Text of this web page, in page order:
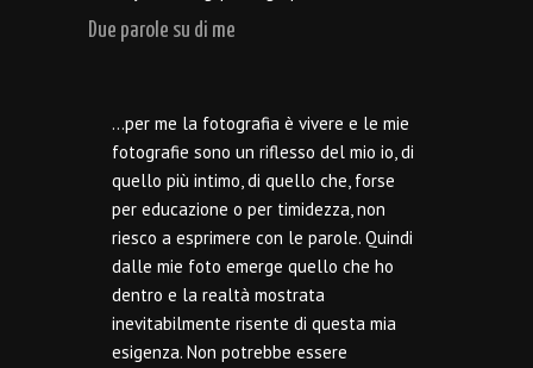
Due parole su di me
…per me la fotografia è vivere e le mie
fotografie sono un riflesso del mio io, di
quello più intimo, di quello che, forse
per educazione o per timidezza, non
riesco a esprimere con le parole. Quindi
dalle mie foto emerge quello che ho
dentro e la realtà mostrata
inevitabilmente risente di questa mia
esigenza. Non potrebbe essere